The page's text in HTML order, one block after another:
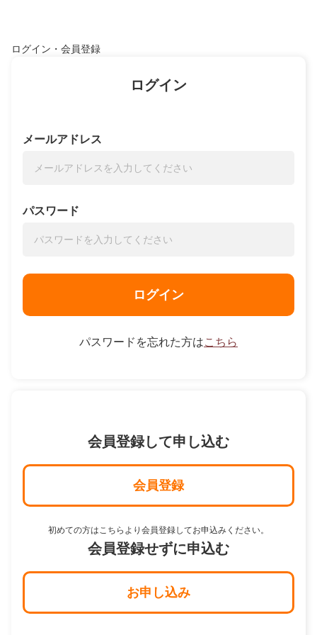
ログイン・会員登録
ログイン
メールアドレス
パスワード
ログイン
パスワードを忘れた方はこちら
会員登録して申し込む
会員登録
初めての方はこちらより会員登録してお申込みください。
会員登録せずに申込む
お申し込み